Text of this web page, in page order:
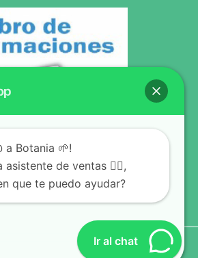
a Botania 🌱!
asistente de ventas 🙋‍♀️,
que te puedo ayudar?
Ir al chat